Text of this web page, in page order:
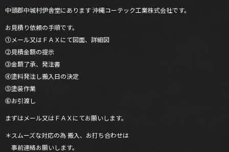
中頭郡中城村伊舎堂にあります 沖縄コーテック工業株式会社です。
お見積り依頼の手順です。
⓵メール又はＦＡＸにて図面、詳細図
⓶見積金額の提示
⓷金額了承、発注書
⓸塗料発注し搬入日の決定
⓹塗装作業
⓺お引渡し
まずはメール又はＦＡＸにてお願いします。
＊スムーズな対応の為 搬入、お打ち合わせは
事前連絡お願いします。